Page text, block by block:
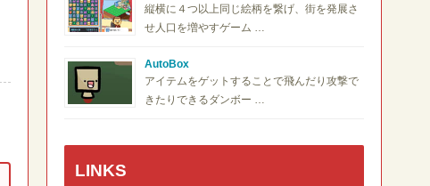
縦横に４つ以上同じ絵柄を繋げ、街を発展さ
せ人口を増やすゲーム …
AutoBox
アイテムをゲットすることで飛んだり攻撃で
きたりできるダンボー …
LINKS